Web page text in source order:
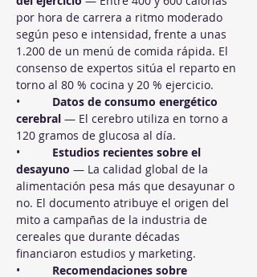
por hora de carrera a ritmo moderado
según peso e intensidad, frente a unas
1.200 de un menú de comida rápida. El
consenso de expertos sitúa el reparto en
torno al 80 % cocina y 20 % ejercicio.
• Datos de consumo energético
cerebral — El cerebro utiliza en torno a
120 gramos de glucosa al día.
• Estudios recientes sobre el
desayuno — La calidad global de la
alimentación pesa más que desayunar o
no. El documento atribuye el origen del
mito a campañas de la industria de
cereales que durante décadas
financiaron estudios y marketing.
• Recomendaciones sobre